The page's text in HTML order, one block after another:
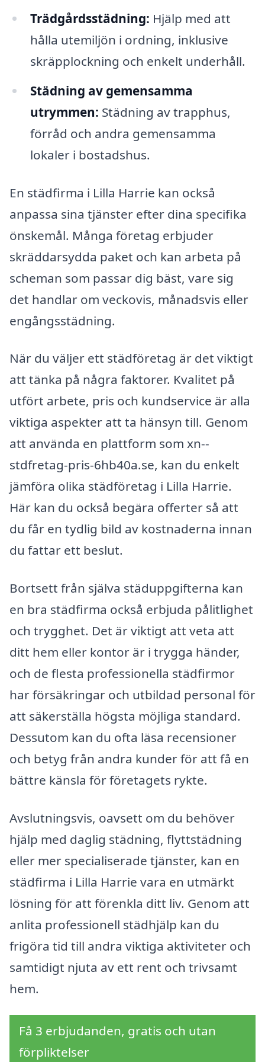
Trädgårdsstädning: Hjälp med att
hålla utemiljön i ordning, inklusive
skräpplockning och enkelt underhåll.
Städning av gemensamma
utrymmen: Städning av trapphus,
förråd och andra gemensamma
lokaler i bostadshus.
En städfirma i Lilla Harrie kan också
anpassa sina tjänster efter dina specifika
önskemål. Många företag erbjuder
skräddarsydda paket och kan arbeta på
scheman som passar dig bäst, vare sig
det handlar om veckovis, månadsvis eller
engångsstädning.
När du väljer ett städföretag är det viktigt
att tänka på några faktorer. Kvalitet på
utfört arbete, pris och kundservice är alla
viktiga aspekter att ta hänsyn till. Genom
att använda en plattform som xn--
stdfretag-pris-6hb40a.se, kan du enkelt
jämföra olika städföretag i Lilla Harrie.
Här kan du också begära offerter så att
du får en tydlig bild av kostnaderna innan
du fattar ett beslut.
Bortsett från själva städuppgifterna kan
en bra städfirma också erbjuda pålitlighet
och trygghet. Det är viktigt att veta att
ditt hem eller kontor är i trygga händer,
och de flesta professionella städfirmor
har försäkringar och utbildad personal för
att säkerställa högsta möjliga standard.
Dessutom kan du ofta läsa recensioner
och betyg från andra kunder för att få en
bättre känsla för företagets rykte.
Avslutningsvis, oavsett om du behöver
hjälp med daglig städning, flyttstädning
eller mer specialiserade tjänster, kan en
städfirma i Lilla Harrie vara en utmärkt
lösning för att förenkla ditt liv. Genom att
anlita professionell städhjälp kan du
frigöra tid till andra viktiga aktiviteter och
samtidigt njuta av ett rent och trivsamt
hem.
Få 3 erbjudanden, gratis och utan
förpliktelser